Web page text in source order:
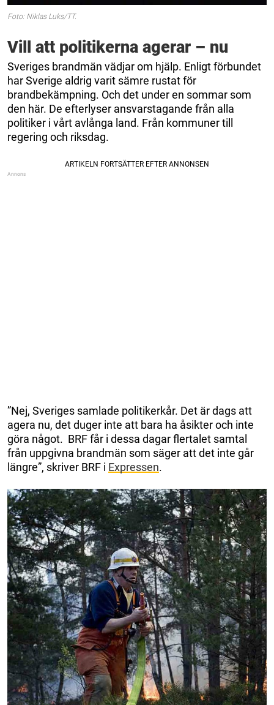
Foto: Niklas Luks/TT.
Vill att politikerna agerar – nu
Sveriges brandmän vädjar om hjälp. Enligt förbundet
har Sverige aldrig varit sämre rustat för
brandbekämpning. Och det under en sommar som
den här. De efterlyser ansvarstagande från alla
politiker i vårt avlånga land. Från kommuner till
regering och riksdag.
”Nej, Sveriges samlade politikerkår. Det är dags att
agera nu, det duger inte att bara ha åsikter och inte
göra något. BRF får i dessa dagar flertalet samtal
från uppgivna brandmän som säger att det inte går
längre”, skriver BRF i Expressen.